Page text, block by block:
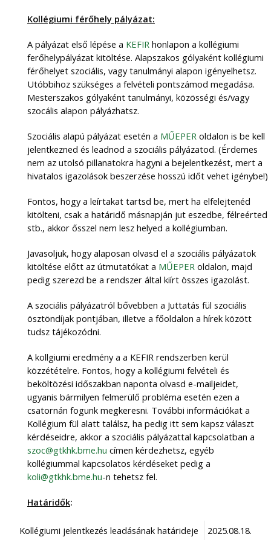
Kollégiumi férőhely pályázat:
A pályázat első lépése a KEFIR honlapon a kollégiumi
ferőhelypályázat kitöltése. Alapszakos gólyaként kollégiumi
férőhelyet szociális, vagy tanulmányi alapon igényelhetsz.
Utóbbihoz szükséges a felvételi pontszámod megadása.
Mesterszakos gólyaként tanulmányi, közösségi és/vagy
szocális alapon pályázhatsz.
Szociális alapú pályázat esetén a MŰEPER oldalon is be kell
jelentkezned és leadnod a szociális pályázatod. (Érdemes
nem az utolsó pillanatokra hagyni a bejelentkezést, mert a
hivatalos igazolások beszerzése hosszú időt vehet igénybe!)
Fontos, hogy a leírtakat tartsd be, mert ha elfelejtenéd
kitölteni, csak a határidő másnapján jut eszedbe, félreérted
stb., akkor ősszel nem lesz helyed a kollégiumban.
Javasoljuk, hogy alaposan olvasd el a szociális pályázatok
kitöltése előtt az útmutatókat a MŰEPER oldalon, majd
pedig szerezd be a rendszer által kiírt összes igazolást.
A szociális pályázatról bővebben a Juttatás fül szociális
ösztöndíjak pontjában, illetve a főoldalon a hírek között
tudsz tájékozódni.
A kollgiumi eredmény a a KEFIR rendszerben kerül
közzétételre. Fontos, hogy a kollégiumi felvételi és
beköltözési időszakban naponta olvasd e-mailjeidet,
ugyanis bármilyen felmerülő probléma esetén ezen a
csatornán fogunk megkeresni. További információkat a
Kollégium fül alatt találsz, ha pedig itt sem kapsz választ
kérdéseidre, akkor a szociális pályázattal kapcsolatban a
szoc@gtkhk.bme.hu címen kérdezhetsz, egyéb
kollégiummal kapcsolatos kérdéseket pedig a
koli@gtkhk.bme.hu-n tehetsz fel.
Határidők:
Kollégiumi jelentkezés leadásának határideje
2025.08.18.